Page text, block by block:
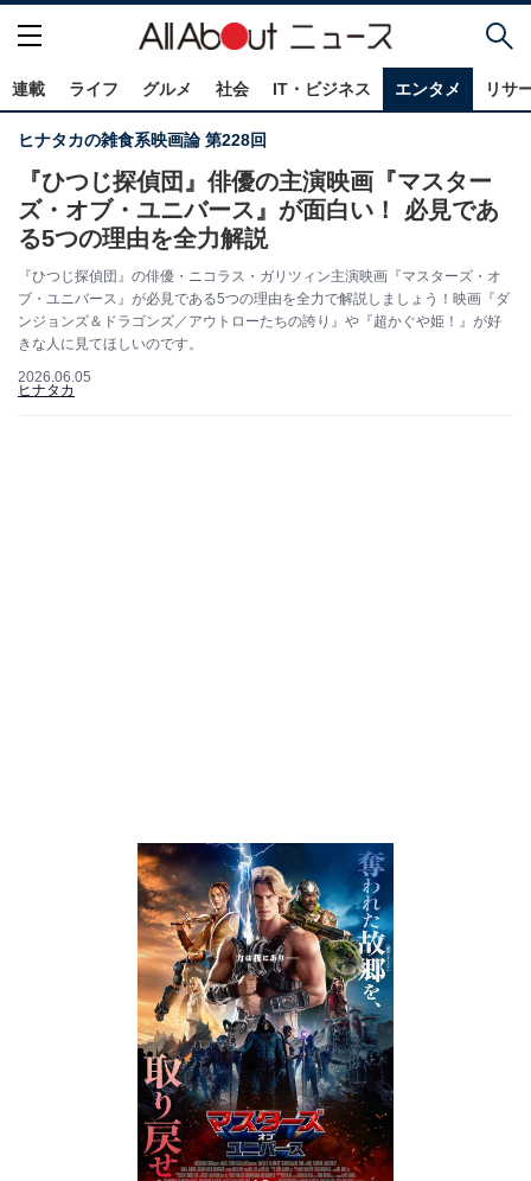
連載 ライフ グルメ 社会 IT・ビジネス エンタメ リサ
ヒナタカの雑食系映画論 第228回
『ひつじ探偵団』俳優の主演映画『マスター
ズ・オブ・ユニバース』が面白い！ 必見であ
る5つの理由を全力解説
『ひつじ探偵団』の俳優・ニコラス・ガリツィン主演映画『マスターズ・オ
ブ・ユニバース』が必見である5つの理由を全力で解説しましょう！映画『ダ
ンジョンズ＆ドラゴンズ／アウトローたちの誇り』や『超かぐや姫！』が好
きな人に見てほしいのです。
2026.06.05
ヒナタカ